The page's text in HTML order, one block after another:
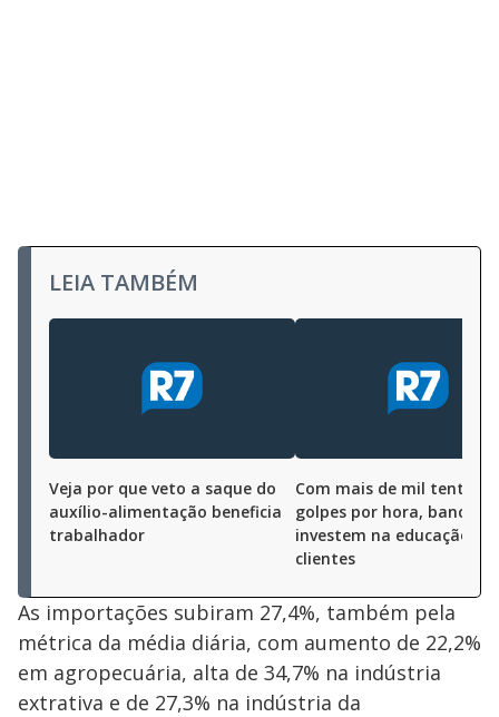
LEIA TAMBÉM
Veja por que veto a saque do
auxílio-alimentação beneficia
trabalhador
Com mais de mil
golpes por hora, bancos
investem na educação de
clientes
As importações subiram 27,4%, também pela
métrica da média diária, com aumento de 22,2%
em agropecuária, alta de 34,7% na indústria
extrativa e de 27,3% na indústria da